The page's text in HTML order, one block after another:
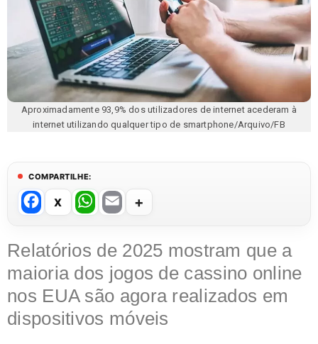
Aproximadamente 93,9% dos utilizadores de internet acederam à
internet utilizando qualquer tipo de smartphone/Arquivo/FB
COMPARTILHE:
F
a
c
e
b
o
W
h
at
s
A
p
E
ail
Relatórios de 2025 mostram que a
maioria dos jogos de cassino online
nos EUA são agora realizados em
dispositivos móveis